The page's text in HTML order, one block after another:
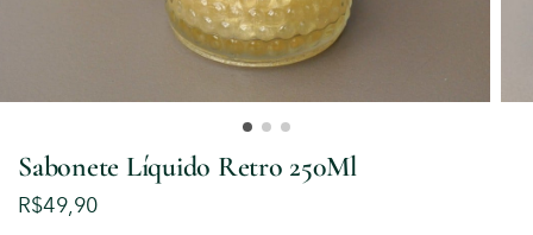
Sabonete Líquido Retro 250Ml
R$49,90